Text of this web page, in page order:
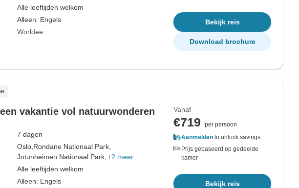
Alle leeftijden welkom
Alleen: Engels
Worldee
Bekijk reis
Download brochure
vakantie vol natuurwonderen
7 dagen
Oslo, Rondane Nationaal Park,
Jotunheimen Nationaal Park, +2 meer
Alle leeftijden welkom
Alleen: Engels
Vanaf
€719
per persoon
Aanmelden to unlock savings
Prijs gebaseerd op gedeelde
kamer
Bekijk reis